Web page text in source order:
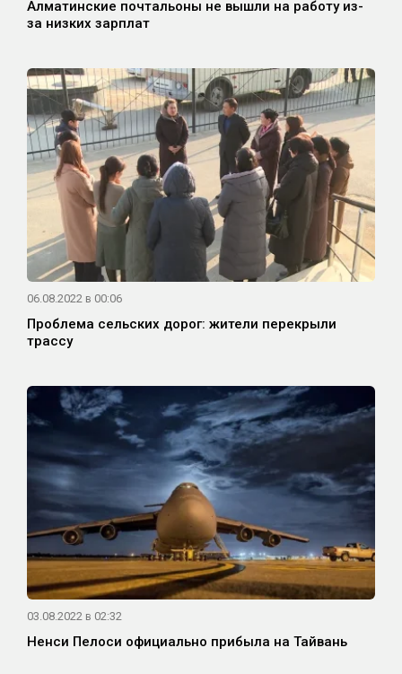
Алматинские почтальоны не вышли на работу из-
за низких зарплат
06.08.2022 в 00:06
Проблема сельских дорог: жители перекрыли
трассу
03.08.2022 в 02:32
Ненси Пелоси официально прибыла на Тайвань